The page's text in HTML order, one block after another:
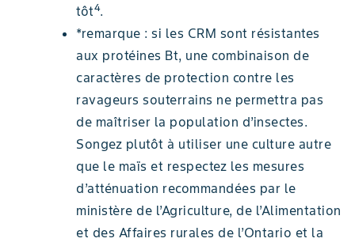
tôt4.
*remarque : si les CRM sont résistantes
aux protéines Bt, une combinaison de
caractères de protection contre les
ravageurs souterrains ne permettra pas
de maîtriser la population d’insectes.
Songez plutôt à utiliser une culture autre
que le maïs et respectez les mesures
d’atténuation recommandées par le
ministère de l’Agriculture, de l’Alimentation
et des Affaires rurales de l’Ontario et la